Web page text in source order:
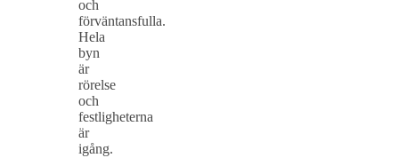
och
förväntansfulla.
Hela
byn
är
rörelse
och
festligheterna
är
igång.